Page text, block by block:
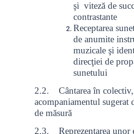
şi viteză de
contrastante
Receptarea
de anumite
muzicale şi
direcţiei de
sunetului
2.2. Cântarea în colectiv,
acompaniamentul sugerat
de măsură
2.3. Reprezentarea unor